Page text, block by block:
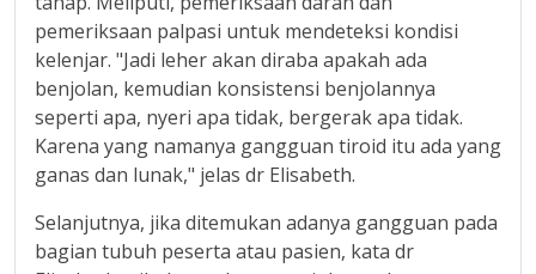
pemeriksaan palpasi untuk mendeteksi kondisi
kelenjar. "Jadi leher akan diraba apakah ada
benjolan, kemudian konsistensi benjolannya
seperti apa, nyeri apa tidak, bergerak apa tidak.
Karena yang namanya gangguan tiroid itu ada yang
ganas dan lunak," jelas dr Elisabeth.
Selanjutnya, jika ditemukan adanya gangguan pada
bagian tubuh peserta atau pasien, kata dr